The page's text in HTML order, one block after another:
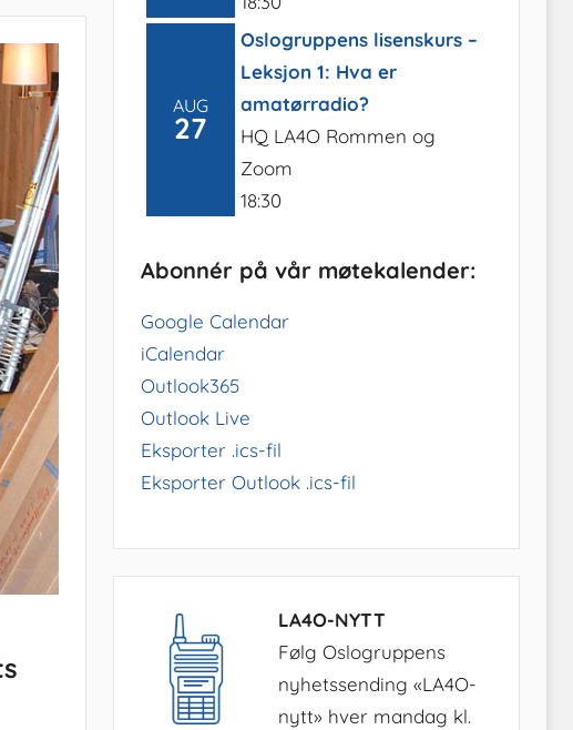
AUG
27
Oslogruppens lisenskurs –
Leksjon 1: Hva er
amatørradio?
HQ LA4O Rommen og
Zoom
18:30
Abonnér på vår møtekalender:
Google Calendar
iCalendar
Outlook365
Outlook Live
Eksporter .ics-fil
Eksporter Outlook .ics-fil
LA4O-NYTT
Følg Oslogruppens
nyhetssending «LA4O-
nytt» hver mandag kl.